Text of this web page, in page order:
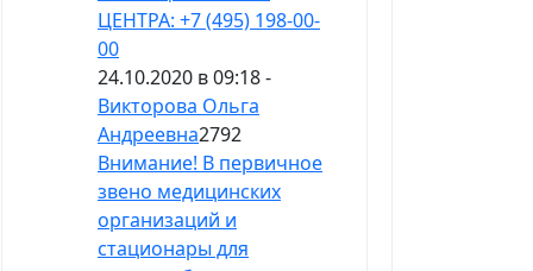
ЦЕНТРА: +7 (495) 198-00-
00
24.10.2020 в 09:18 -
Викторова Ольга
Андреевна2792
Внимание! В первичное
звено медицинских
организаций и
стационары для